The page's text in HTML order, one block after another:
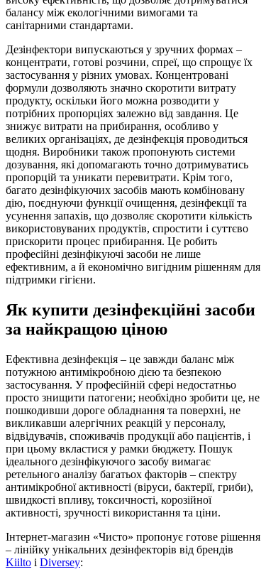
балансу між екологічними вимогами та
санітарними стандартами.
Дезінфектори випускаються у зручних формах –
концентрати, готові розчини, спреї, що спрощує їх
застосування у різних умовах. Концентровані
формули дозволяють значно скоротити витрату
продукту, оскільки його можна розводити у
потрібних пропорціях залежно від завдання. Це
знижує витрати на прибирання, особливо у
великих організаціях, де дезінфекція проводиться
щодня. Виробники також пропонують системи
дозування, які допомагають точно дотримуватись
пропорцій та уникати перевитрати. Крім того,
багато дезінфікуючих засобів мають комбіновану
дію, поєднуючи функції очищення, дезінфекції та
усунення запахів, що дозволяє скоротити кількість
використовуваних продуктів, спростити і суттєво
прискорити процес прибирання. Це робить
професійні дезінфікуючі засоби не лише
ефективним, а й економічно вигідним рішенням для
підтримки гігієни.
Як купити дезінфекційні засоби
за найкращою ціною
Ефективна дезінфекція – це завжди баланс між
потужною антимікробною дією та безпекою
застосування. У професійній сфері недостатньо
просто знищити патогени; необхідно зробити це, не
пошкодивши дороге обладнання та поверхні, не
викликавши алергічних реакцій у персоналу,
відвідувачів, споживачів продукції або пацієнтів, і
при цьому вкластися у рамки бюджету. Пошук
ідеального дезінфікуючого засобу вимагає
ретельного аналізу багатьох факторів – спектру
антимікробної активності (віруси, бактерії, гриби),
швидкості впливу, токсичності, корозійної
активності, зручності використання та ціни.
Інтернет-магазин «Чисто» пропонує готове рішення
– лінійку унікальних дезінфекторів від брендів
Kiilto і Diversey: